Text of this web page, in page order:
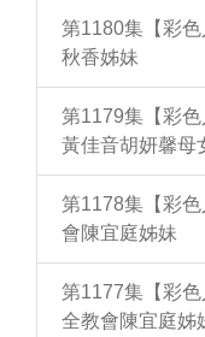
第1180集【彩
秋香姊妹
第1179集【彩
黃佳音胡妍馨母
第1178集【彩
會陳宜庭姊妹
第1177集【彩
全教會陳宜庭姊